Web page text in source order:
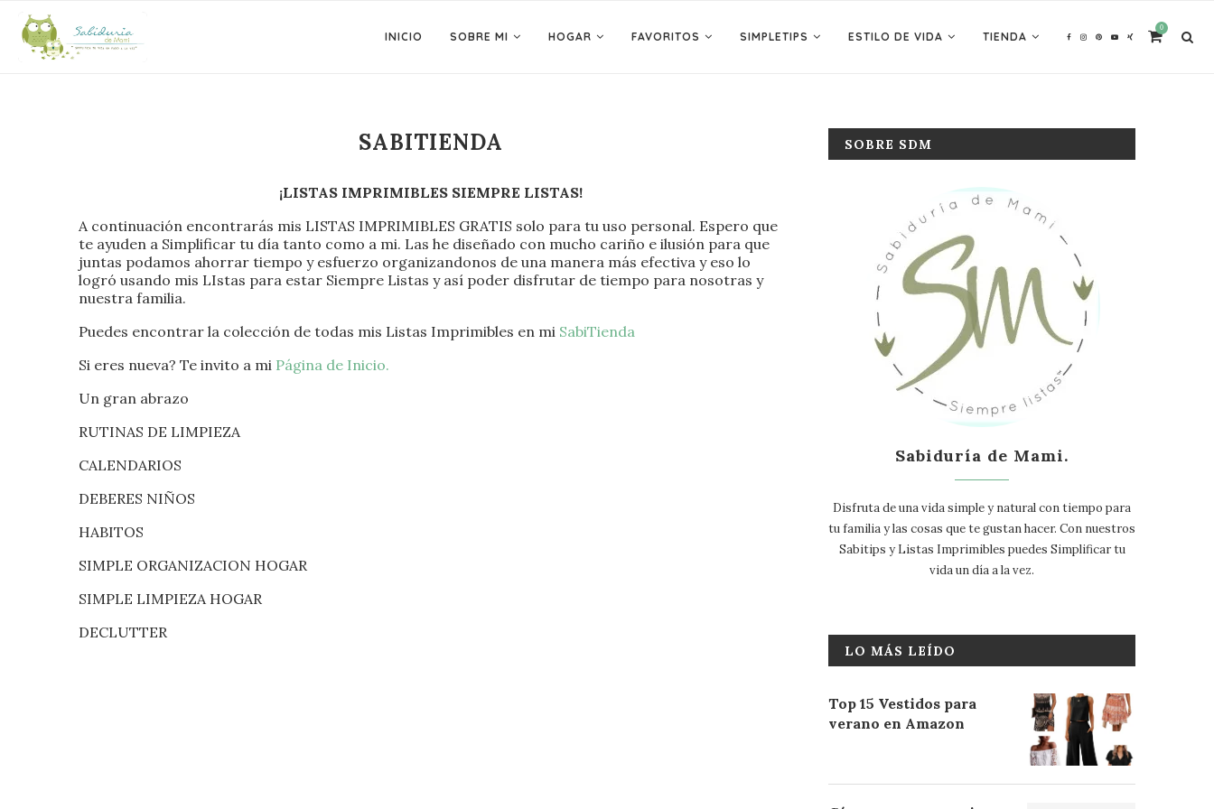
INICIO SOBRE MI HOGAR FAVORITOS SIMPLETIPS ESTILO DE VIDA TIENDA
0
SABITIENDA
¡LISTAS IMPRIMIBLES SIEMPRE LISTAS!
A continuación encontrarás mis LISTAS IMPRIMIBLES GRATIS solo para tu uso personal. Espero que
te ayuden a Simplificar tu día tanto como a mi. Las he diseñado con mucho cariño e ilusión para que
juntas podamos ahorrar tiempo y esfuerzo organizandonos de una manera más efectiva y eso lo
logró usando mis LIstas para estar Siempre Listas y así poder disfrutar de tiempo para nosotras y
nuestra familia.
Puedes encontrar la colección de todas mis Listas Imprimibles en mi SabiTienda
Si eres nueva? Te invito a mi Página de Inicio.
Un gran abrazo
RUTINAS DE LIMPIEZA
CALENDARIOS
DEBERES NIÑOS
HABITOS
SIMPLE ORGANIZACION HOGAR
SIMPLE LIMPIEZA HOGAR
DECLUTTER
SOBRE SDM
Sabiduría de Mami.
Disfruta de una vida simple y natural con tiempo para
tu familia y las cosas que te gustan hacer. Con nuestros
Sabitips y Listas Imprimibles puedes Simplificar tu
vida un día a la vez.
LO MÁS LEÍDO
Top 15 Vestidos para
verano en Amazon